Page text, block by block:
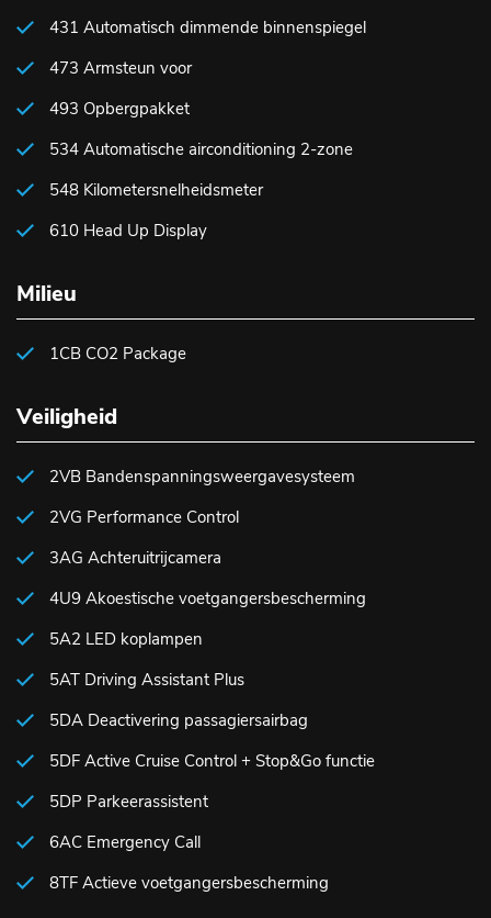
431 Automatisch dimmende binnenspiegel
473 Armsteun voor
493 Opbergpakket
534 Automatische airconditioning 2-zone
548 Kilometersnelheidsmeter
610 Head Up Display
Milieu
1CB CO2 Package
Veiligheid
2VB Bandenspanningsweergavesysteem
2VG Performance Control
3AG Achteruitrijcamera
4U9 Akoestische voetgangersbescherming
5A2 LED koplampen
5AT Driving Assistant Plus
5DA Deactivering passagiersairbag
5DF Active Cruise Control + Stop&Go functie
5DP Parkeerassistent
6AC Emergency Call
8TF Actieve voetgangersbescherming